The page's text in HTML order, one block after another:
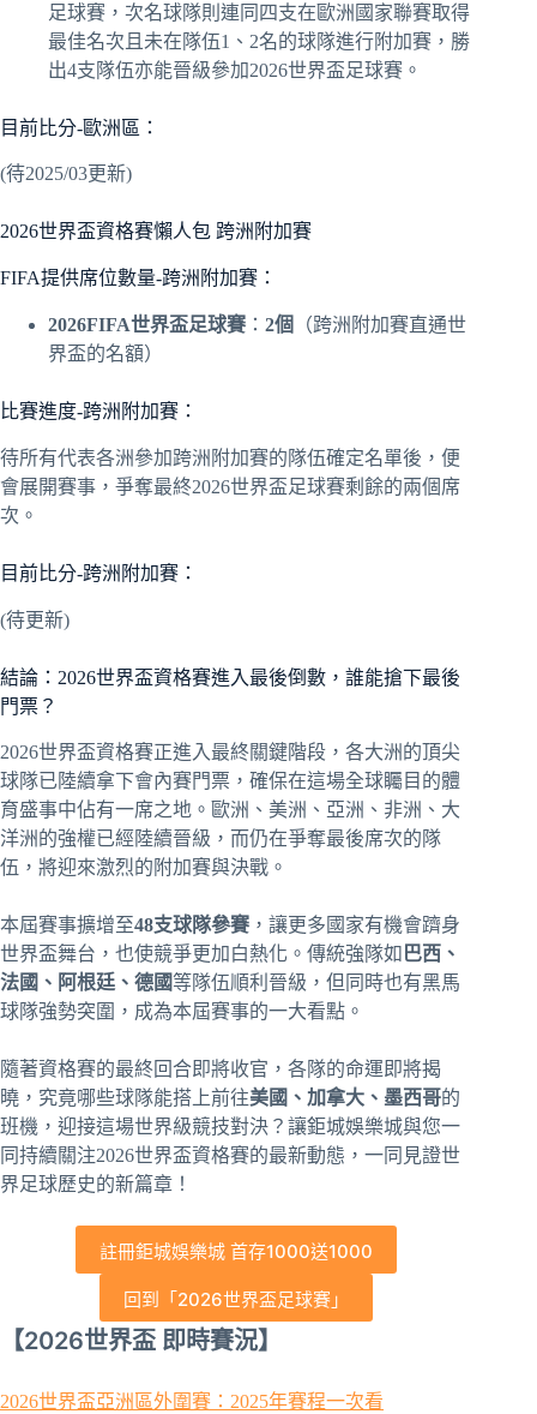
足球賽，次名球隊則連同四支在歐洲國家聯賽取得
最佳名次且未在隊伍1、2名的球隊進行附加賽，勝
出4支隊伍亦能晉級參加2026世界盃足球賽。
目前比分-歐洲區：
(待2025/03更新)
2026世界盃資格賽懶人包 跨洲附加賽
FIFA提供席位數量-跨洲附加賽：
2026FIFA世界盃足球賽 ： 2個
（跨洲附加賽直通世
界盃的名額）
比賽進度-跨洲附加賽：
待所有代表各洲參加跨洲附加賽的隊伍確定名單後，便
會展開賽事，爭奪最終2026世界盃足球賽剩餘的兩個席
次。
目前比分-跨洲附加賽：
(待更新)
結論：2026世界盃資格賽進入最後倒數，誰能搶下最後
門票？
2026世界盃資格賽正進入最終關鍵階段，各大洲的頂尖
球隊已陸續拿下會內賽門票，確保在這場全球矚目的體
育盛事中佔有一席之地。歐洲、美洲、亞洲、非洲、大
洋洲的強權已經陸續晉級，而仍在爭奪最後席次的隊
伍，將迎來激烈的附加賽與決戰。
本屆賽事擴增至48支球隊參賽 ，讓更多國家有機會躋身
世界盃舞台，也使競爭更加白熱化。傳統強隊如 巴西、
法國、阿根廷、德國等隊伍順利晉級，但同時也有黑馬
球隊強勢突圍，成為本屆賽事的一大看點。
隨著資格賽的最終回合即將收官，各隊的命運即將揭
曉，究竟哪些球隊能搭上前往美國、加拿大、墨西哥的
班機，迎接這場世界級競技對決？讓鉅城娛樂城與您一
同持續關注2026世界盃資格賽的最新動態，一同見證世
界足球歷史的新篇章！
註冊鉅城娛樂城 首存1000送1000
回到「2026世界盃足球賽」
【2026世界盃 即時賽況】
2026世界盃亞洲區外圍賽：2025年賽程一次看